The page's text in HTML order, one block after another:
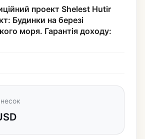
проект Shelest Hutir
Будинки на березі
моря. Гарантія доходу: